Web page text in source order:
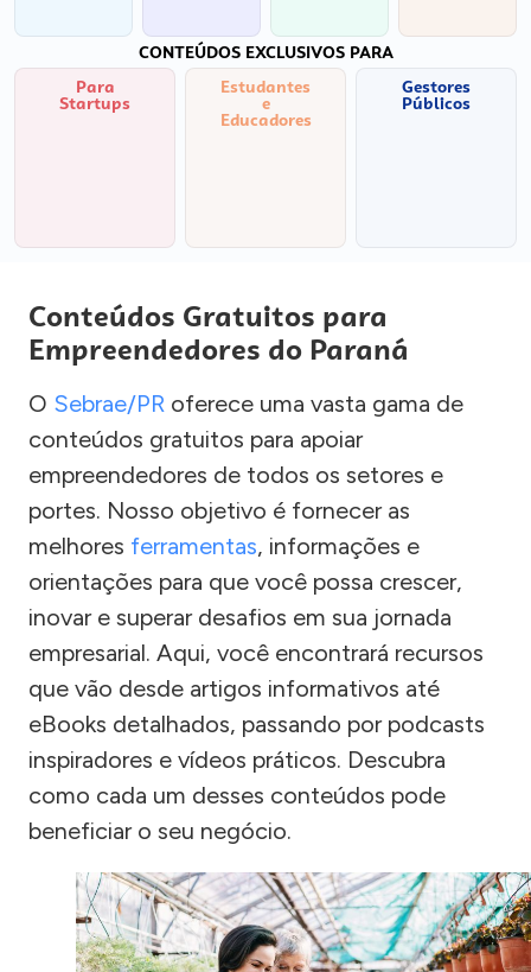
CONTEÚDOS EXCLUSIVOS PARA
Para
Startups
Estudantes
e
Educadores
Gestores
Públicos
Conteúdos Gratuitos para
Empreendedores do Paraná
O Sebrae/PR oferece uma vasta gama de
conteúdos gratuitos para apoiar
empreendedores de todos os setores e
portes. Nosso objetivo é fornecer as
melhores ferramentas, informações e
orientações para que você possa crescer,
inovar e superar desafios em sua jornada
empresarial. Aqui, você encontrará recursos
que vão desde artigos informativos até
eBooks detalhados, passando por podcasts
inspiradores e vídeos práticos. Descubra
como cada um desses conteúdos pode
beneficiar o seu negócio.